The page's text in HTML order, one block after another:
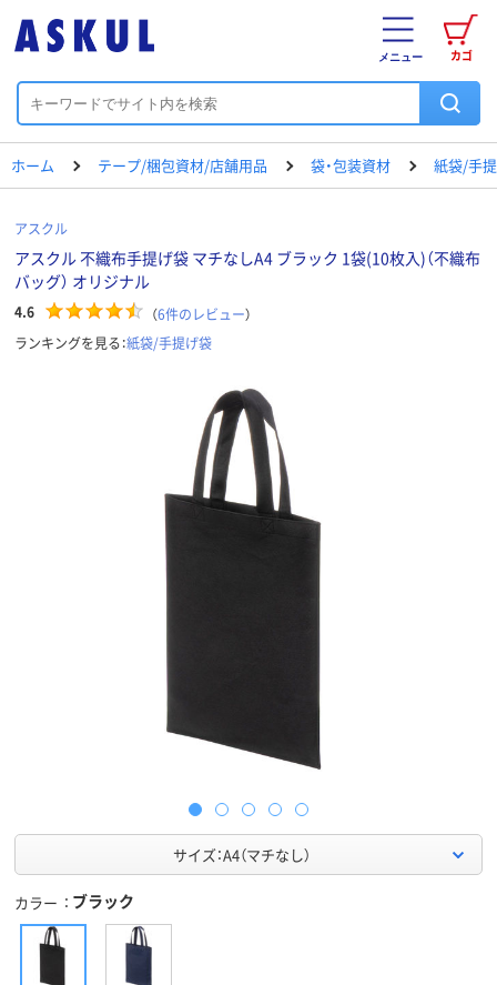
カゴ
メニュー
ホーム テープ/梱包資材/店舗用品 袋・包装資材 紙袋/手
アスクル
アスクル 不織布手提げ袋 マチなしA4 ブラック 1袋(10枚入)（不織布
バッグ） オリジナル
4.6 （6件のレビュー）
ランキングを見る：紙袋/手提げ袋
サイズ：A4（マチなし）
カラー ブラック